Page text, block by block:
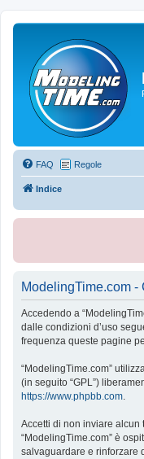
FAQ Regole
Indice
ModelingTime.com -
Accedendo a
dalle condizioni d’uso
frequenza queste pagine
“ModelingTime.com”
(in seguito “GPL”)
https://www.phpbb.com.
Accetti di non inviare
“ModelingTime.com” è
salvaguardare e rinforzare